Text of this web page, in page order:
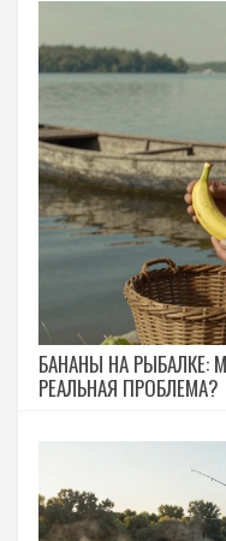
БАНАНЫ НА РЫБАЛКЕ:
РЕАЛЬНАЯ ПРОБЛЕМА?